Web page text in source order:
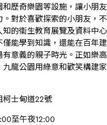
歷奇樂園等設施，讓小朋
對於喜歡探索的小朋友，
的衞生教育展覽及資料中
僅能學到知識，還能在百年
有意義的親子時光。正如樂
九龍公園用綠意和歡笑構建
柯士甸道22號
至午夜12:00